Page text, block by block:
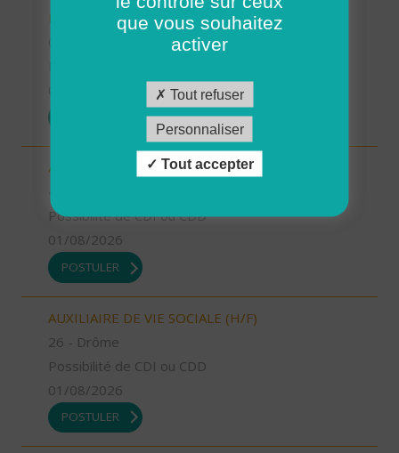
FAMILIALE (H/F)
04 - Alpes-de-Haute-Provence
AIDE A DOMICILE (H/F)
Possibilité de CDI ou CDD
01/08/2026
POSTULER
AUXILIAIRE DE VIE SOCIALE (H/F)
26 - Drôme
Possibilité de CDI ou CDD
01/08/2026
POSTULER
que vous souhaitez
activer
Tout refuser
Personnaliser
Tout accepter